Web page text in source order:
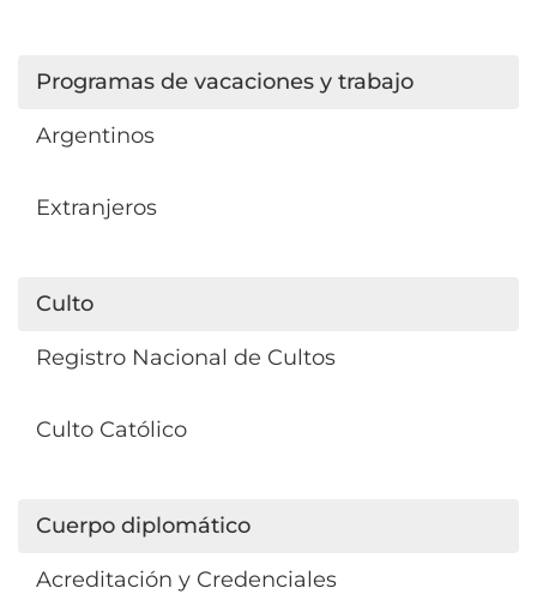
Programas de vacaciones y trabajo
Argentinos
Extranjeros
Culto
Registro Nacional de Cultos
Culto Católico
Cuerpo diplomático
Acreditación y Credenciales